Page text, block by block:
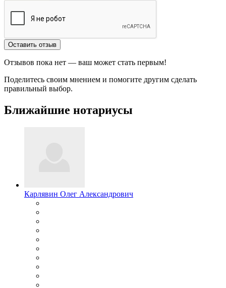
Оставить отзыв
Отзывов пока нет — ваш может стать первым!
Поделитесь своим мнением и помогите другим сделать
правильный выбор.
Ближайшие нотариусы
Карлявин Олег Александрович